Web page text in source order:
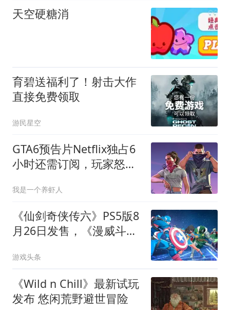
天空硬糖消
育碧送福利了！射击大作
直接免费领取
游民星空
GTA6预告片Netflix独占6
小时还需订阅，玩家怒斥
我是一个养虾人
《仙剑奇侠传六》PS5版8
月26日发售，《漫威斗
元起
游戏头条
《Wild n Chill》最新试玩
发布 悠闲荒野避世冒险